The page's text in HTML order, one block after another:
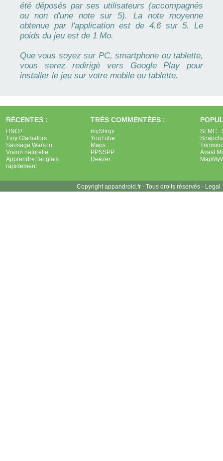
été déposés par ses utilisateurs (accompagnés
ou non d'une note sur 5). La note moyenne
obtenue par l'application est de 4.6 sur 5. Le
poids du jeu est de 1 Mo.
Que vous soyez sur PC, smartphone ou tablette,
vous serez redirigé vers Google Play pour
installer le jeu sur votre mobile ou tablette.
RÉCENTES :
UNO !
Tiny Gladiators
Sausage Wars.io
Vision naturelle
Apprendre l'anglais
rapidement
TRÈS COMMENTÉES :
myShopi
YouTube
Maps
PPSSPP
Deezer
SLMC :
Avast
Copyright appandroid.fr - Tous droits réservés - Legal